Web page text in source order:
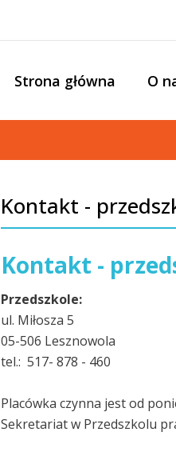
Strona główna O
Kontakt -
Kontakt -
Przedszkole:
ul. Miłosza 5
05-506 Lesznowola
tel.: 517- 878 - 460
Placówka czynna jest od
Sekretariat w Przedszkolu